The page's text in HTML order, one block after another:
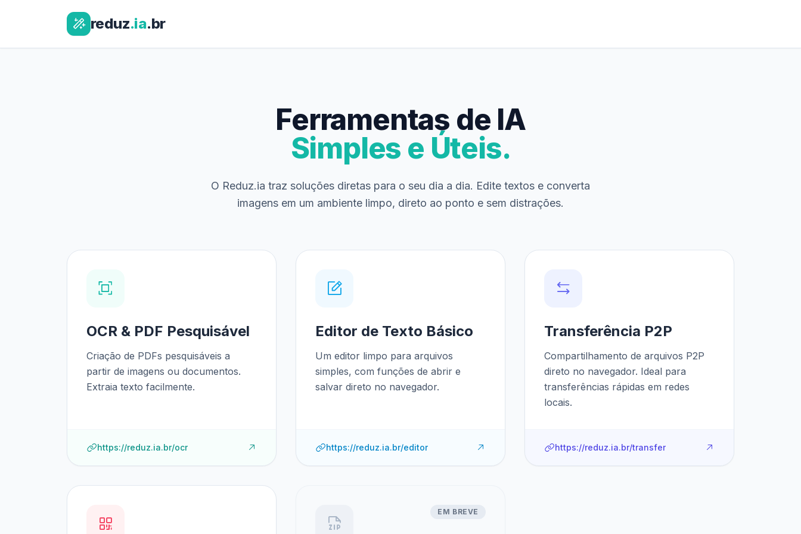
reduz.ia.br
Ferramentas de IA
Simples e Úteis.
O Reduz.ia traz soluções diretas para o seu dia a dia. Edite textos e converta
imagens em um ambiente limpo, direto ao ponto e sem distrações.
OCR & PDF Pesquisável
Criação de PDFs pesquisáveis a
partir de imagens ou documentos.
Extraia texto facilmente.
https://reduz.ia.br/ocr
Editor de Texto Básico
Um editor limpo para arquivos
simples, com funções de abrir e
salvar direto no navegador.
https://reduz.ia.br/editor
Transferência P2P
Compartilhamento de arquivos P2P
direto no navegador. Ideal para
transferências rápidas em redes
locais.
https://reduz.ia.br/transfer
EM BREVE